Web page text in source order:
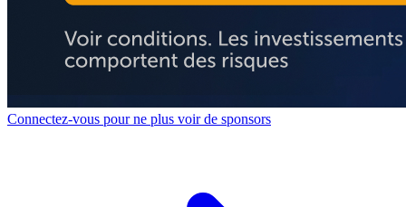
Connectez-vous pour ne plus voir de sponsors